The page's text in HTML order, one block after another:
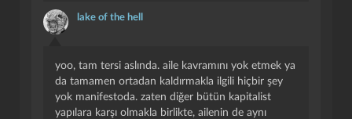
lake of the hell
yoo, tam tersi aslında. aile kavramını yok etmek ya
da tamamen ortadan kaldırmakla ilgili hiçbir şey
yok manifestoda. zaten diğer bütün kapitalist
yapılara karşı olmakla birlikte, ailenin de aynı